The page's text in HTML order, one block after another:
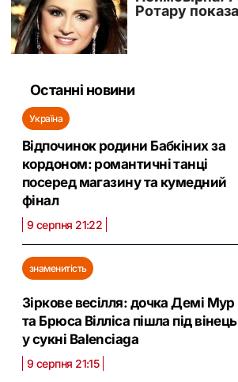
Останні новини
Україна
Відпочинок родини Бабкіних за
кордоном: романтичні танці
посеред магазину та кумедний
фінал
9 серпня 21:22
знаменитість
Зіркове весілля: дочка Демі Мур
та Брюса Вілліса пішла під вінець
у сукні Balenciaga
9 серпня 21:15